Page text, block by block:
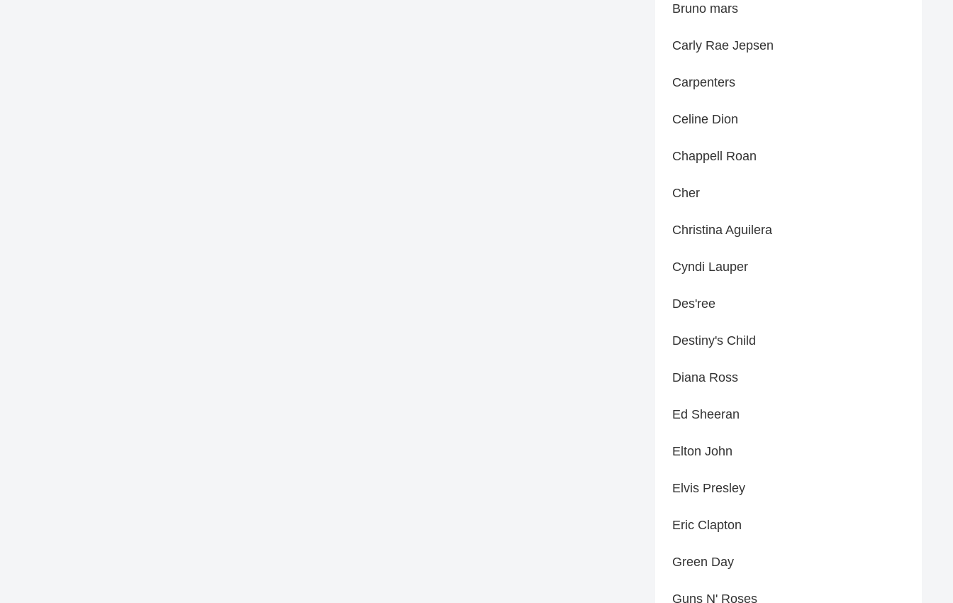
Bruno mars
Carly Rae Jepsen
Carpenters
Celine Dion
Chappell Roan
Cher
Christina Aguilera
Cyndi Lauper
Des'ree
Destiny's Child
Diana Ross
Ed Sheeran
Elton John
Elvis Presley
Eric Clapton
Green Day
Guns N' Roses